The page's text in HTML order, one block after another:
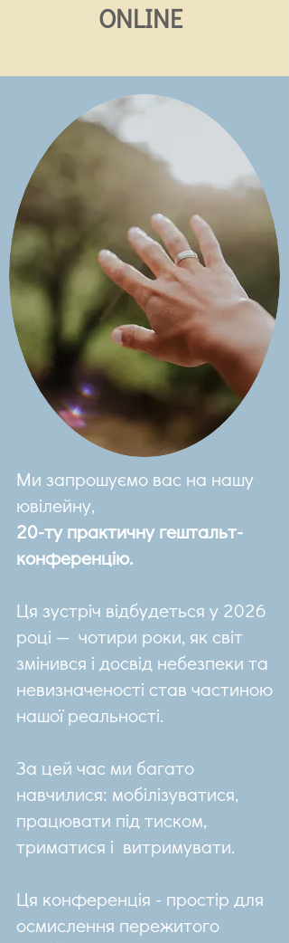
ONLINE
Ми запрошуємо вас на нашу
ювілейну,
20-ту практичну гештальт-
конференцію.
Ця зустріч відбудеться у 2026
році — чотири роки, як світ
змінився і досвід небезпеки та
невизначеності став частиною
нашої реальності.
За цей час ми багато
навчилися: мобілізуватися,
працювати під тиском,
триматися і витримувати.
Ця конференція - простір для
осмислення пережитого